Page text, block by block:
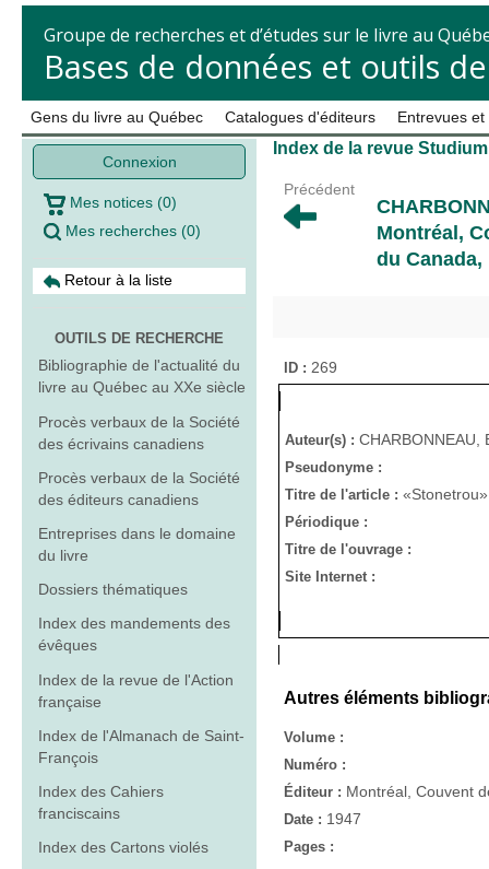
Groupe de recherches et d’études sur le livre au
Bases de données et outils
Gens du livre au Québec Catalogues d'éditeurs Entrevues
Connexion
Mes notices (0)
Mes recherches (0)
Retour à la liste
OUTILS DE RECHERCHE
Bibliographie de l'actualité du
livre au Québec au XXe siècle
Procès verbaux de la Société
des écrivains canadiens
Procès verbaux de la Société
des éditeurs canadiens
Entreprises dans le domaine
du livre
Dossiers thématiques
Index des mandements des
évêques
Index de la revue de l'Action
française
Index de l'Almanach de Saint-
François
Index des Cahiers
franciscains
Index des Cartons violés
Index de la revue Studium
Précédent
Montréal,
du Canada,
ID : 269
Auteur(s) : CHARBONNEAU,
Pseudonyme :
Titre de l'article :
Périodique :
Titre de l'ouvrage :
Site Internet :
Autres éléments
Volume :
Numéro :
Éditeur : Montréal, Couvent
Date : 1947
Pages :